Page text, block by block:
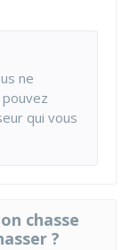
ne
qui vous
chasse
?